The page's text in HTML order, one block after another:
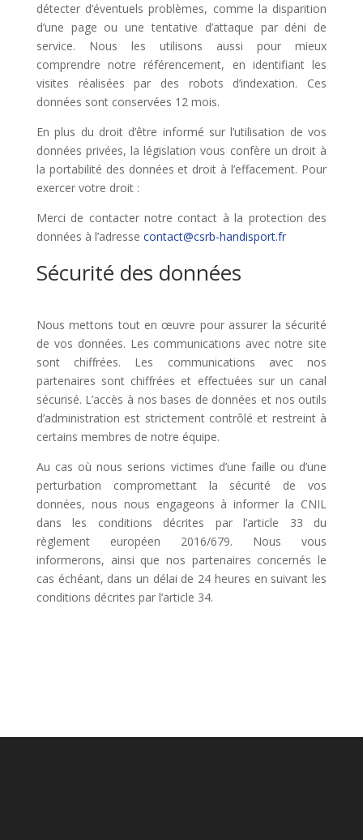
détecter d’éventuels problèmes, comme la disparition
d’une page ou une tentative d’attaque par déni de
service. Nous les utilisons aussi pour mieux
comprendre notre référencement, en identifiant les
visites réalisées par des robots d’indexation. Ces
données sont conservées 12 mois.
En plus du droit d’être informé sur l’utilisation de vos
données privées, la législation vous confère un droit à
la portabilité des données et droit à l’effacement. Pour
exercer votre droit :
Merci de contacter notre contact à la protection des
données à l’adresse contact@csrb-handisport.fr
Sécurité des données
Nous mettons tout en œuvre pour assurer la sécurité
de vos données. Les communications avec notre site
sont chiffrées. Les communications avec nos
partenaires sont chiffrées et effectuées sur un canal
sécurisé. L’accès à nos bases de données et nos outils
d’administration est strictement contrôlé et restreint à
certains membres de notre équipe.
Au cas où nous serions victimes d’une faille ou d’une
perturbation compromettant la sécurité de vos
données, nous nous engageons à informer la CNIL
dans les conditions décrites par l’article 33 du
règlement européen 2016/679. Nous vous
informerons, ainsi que nos partenaires concernés le
cas échéant, dans un délai de 24 heures en suivant les
conditions décrites par l’article 34.